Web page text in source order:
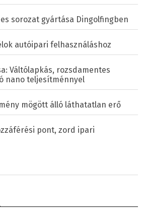
es sorozat gyártása Dingolfingben
autóipari felhasználáshoz
Váltólapkás, rozsdamentes
nano teljesítménnyel
mögött álló láthatatlan erő
pont, zord ipari